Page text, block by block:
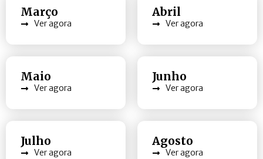
Março
Ver agora
Abril
Ver agora
Maio
Ver agora
Junho
Ver agora
Julho
Ver agora
Agosto
Ver agora